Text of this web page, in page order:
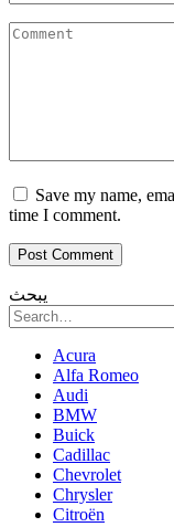
Comment
Save my name,
time I comment.
يبحث
Search
for:
Acura
Alfa Romeo
Audi
BMW
Buick
Cadillac
Chevrolet
Chrysler
Citroën